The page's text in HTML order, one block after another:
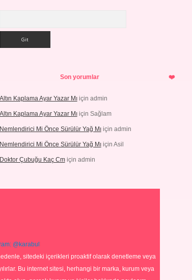
Son yorumlar
Altın Kaplama Ayar Yazar Mıiçin admin
Altın Kaplama Ayar Yazar Mıiçin Sağlam
Nemlendirici Mi Önce Sürülür Yağ Mıiçin admin
Nemlendirici Mi Önce Sürülür Yağ Mıiçin Asil
Doktor Çubuğu Kaç Cmiçin admin
@karabul
sitedeki içerikleri proaktif olarak denetleme veya
Bu internet sitesi, herhangi bir marka, kurum veya